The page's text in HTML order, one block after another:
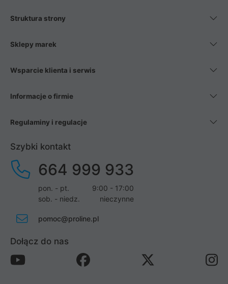
Struktura strony
Sklepy marek
Wsparcie klienta i serwis
Informacje o firmie
Regulaminy i regulacje
Szybki kontakt
664 999 933
pon. - pt.
9:00 - 17:00
sob. - niedz.
nieczynne
pomoc@proline.pl
Dołącz do nas